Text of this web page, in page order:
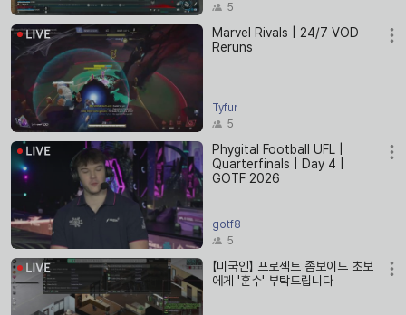
5
Marvel Rivals | 24/7 VOD
Reruns
Tyfur
5
Phygital Football UFL |
Quarterfinals | Day 4 |
GOTF 2026
gotf8
5
【미국인】 프로젝트 좀보이드 초보
에게 '훈수' 부탁드립니다